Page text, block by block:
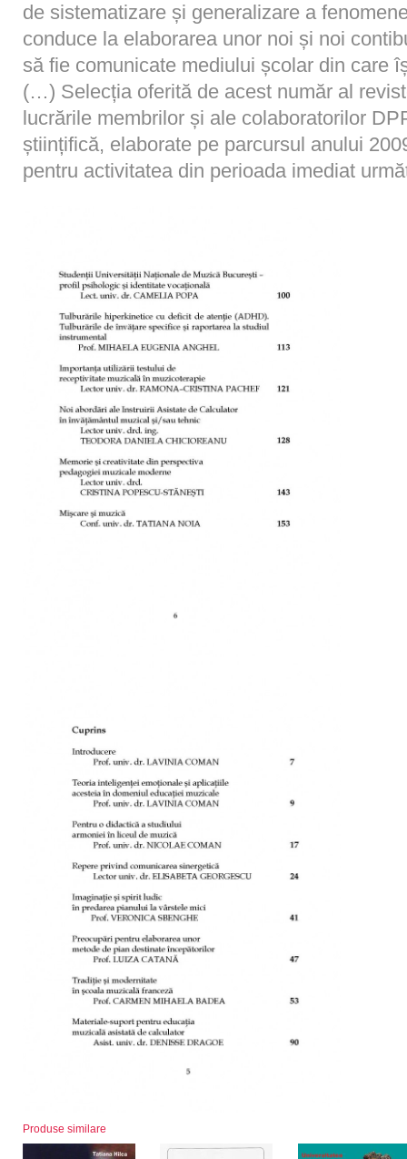
de sistematizare și generalizare a
conduce la elaborarea unor noi și noi
să fie comunicate mediului școlar din care
(…) Selecția oferită de acest număr al
lucrările membrilor și ale colaboratorilor
științifică, elaborate pe parcursul anului
pentru activitatea din perioada imediat
Produse similare